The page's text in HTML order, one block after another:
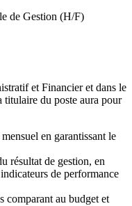
de Gestion (H/F)
et Financier et dans le
titulaire du poste aura pour
en garantissant le
résultat de gestion, en
de performance
comparant au budget et